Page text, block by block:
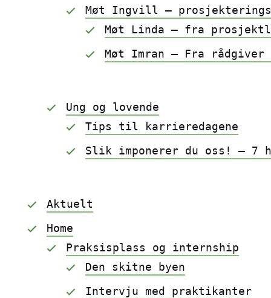
Møt Ingvill —
Møt Linda – fra
Møt Imran – Fra
Ung og lovende
Tips til karrieredagene
Slik imponerer du oss! –
Aktuelt
Home
Praksisplass og internship
Den skitne byen
Intervju med praktikanter